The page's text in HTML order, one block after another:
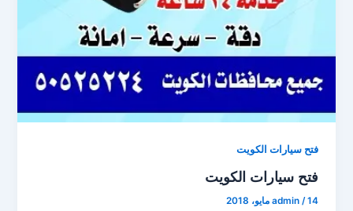
فتح سيارات الكويت
فتح سيارات الكويت
admin /14 مايو، 2018